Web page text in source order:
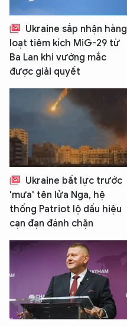
Ukraine sắp nhận hàng
loạt tiêm kích MiG-29 từ
Ba Lan khi vướng mắc
được giải quyết
Ukraine bất lực trước
'mưa' tên lửa Nga, hệ
thống Patriot lộ dấu hiệu
cạn đạn đánh chặn